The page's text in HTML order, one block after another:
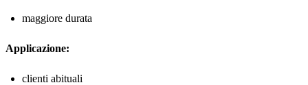
maggiore durata
Applicazione:
clienti abituali